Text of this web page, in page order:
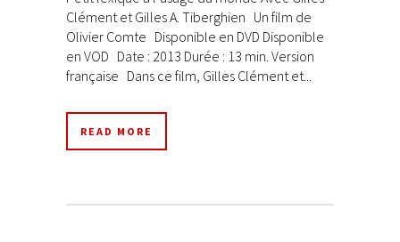
Clément et Gilles A. Tiberghien Un film de
Olivier Comte Disponible en DVD Disponible
en VOD Date : 2013 Durée : 13 min. Version
française Dans ce film, Gilles Clément et...
READ MORE